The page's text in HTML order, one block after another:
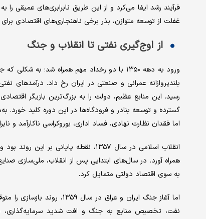
غفلت از توسعه‌ متوازن، بذر برخی ناهنجاری‌های اقتصادی
از اوج‌گیری نفتی تا انقلاب و جنگ
رسید. این منابع عظیم، دولت را به بزرگ‌ترین بازیگر
گسترده و توسعه بنادر و فرودگاه‌ها در این دوره کلید
اما فقدان نظارت نهادی، فساد اداری، بوروکراسی ناکارآمد
انقلاب اسلامی در سال ۱۳۵۷، نقطه‌
همراه آورد. در سال‌های ابتدایی پس از انقلاب، ملی‌سازی
به سوی اقتصاد دولتی متمایل کرد.
اما آغاز جنگ ایران و عراق
نفت، تخصیص منابع به جنگ و افت شدید